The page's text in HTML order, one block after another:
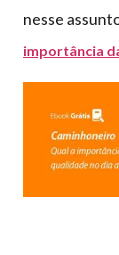
nesse
importância